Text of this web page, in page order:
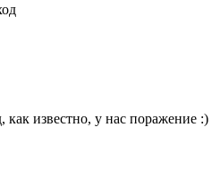
известно, у нас поражение :)